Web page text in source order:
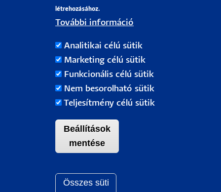
H-7622 Pécs, Vasvári Pál utca. 4.
Tel.:+36-72/501-500
Rektori Kabinet: +36 30/787-2913
létrehozásához.
További információ
Analitikai célú sütik
Marketing célú sütik
Funkcionális célú sütik
Nem besorolható sütik
Teljesítmény célú sütik
Beállítások
mentése
Összes süti